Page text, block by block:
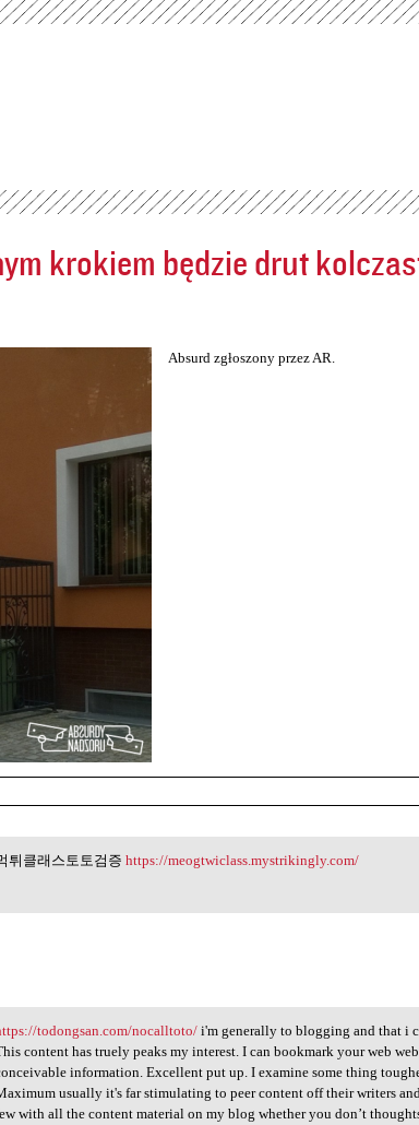
krokiem będzie drut
Absurd zgłoszony przez AR.
튀클래스토토검증 https:/
튀클래스토토검증https://meogtwiclass.mystrikingly.com/
todongsan.com
todongsan.com/nocalltoto/ i'm generally to blogging and that i
content has truely peaks my interest. I can bookmark your web
information. Excellent put up. I examine some thing
usually it's far stimulating to peer content off their writers
with all the content material on my blog whether you don’t